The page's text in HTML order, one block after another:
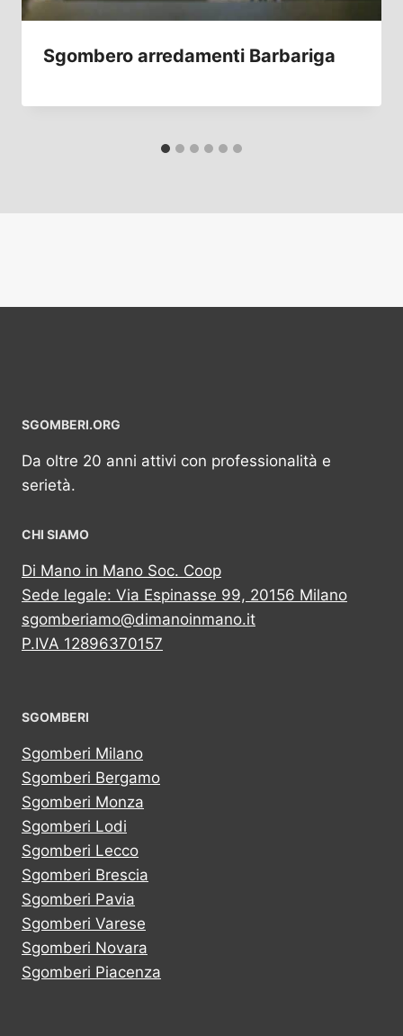
Sgombero arredamenti Barbariga
SGOMBERI.ORG
Da oltre 20 anni attivi con professionalità e
serietà.
CHI SIAMO
Di Mano in Mano Soc. Coop
Sede legale: Via Espinasse 99, 20156 Milano
sgomberiamo@dimanoinmano.it
P.IVA 12896370157
SGOMBERI
Sgomberi Milano
Sgomberi Bergamo
Sgomberi Monza
Sgomberi Lodi
Sgomberi Lecco
Sgomberi Brescia
Sgomberi Pavia
Sgomberi Varese
Sgomberi Novara
Sgomberi Piacenza